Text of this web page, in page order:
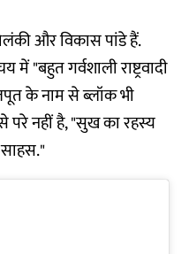
और विकास पांडे हैं.
"बहुत गर्वशाली राष्ट्रवादी
के नाम से ब्लॉक भी
परे नहीं है, "सुख का रहस्य